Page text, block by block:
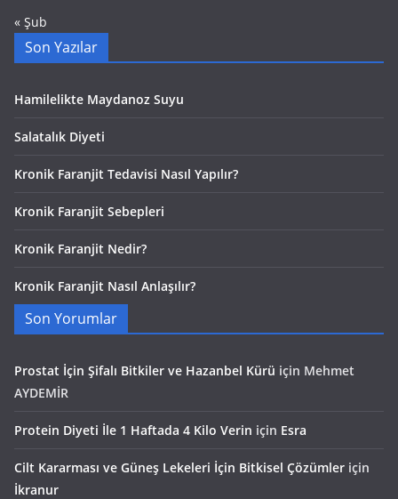
« Şub
Son Yazılar
Hamilelikte Maydanoz Suyu
Salatalık Diyeti
Kronik Faranjit Tedavisi Nasıl Yapılır?
Kronik Faranjit Sebepleri
Kronik Faranjit Nedir?
Kronik Faranjit Nasıl Anlaşılır?
Son Yorumlar
Prostat İçin Şifalı Bitkiler ve Hazanbel Kürü için Mehmet
AYDEMİR
Protein Diyeti İle 1 Haftada 4 Kilo Verin için Esra
Cilt Kararması ve Güneş Lekeleri İçin Bitkisel Çözümler için
İkranur